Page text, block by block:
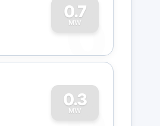
0.7
MW
0
0.3
MW